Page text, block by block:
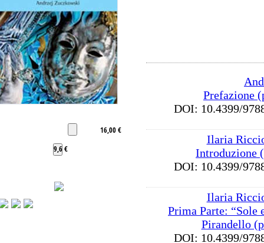
16,00 €
9,6 €
Prefazione
DOI: 10.4399/
Ilaria
Introduzione
DOI: 10.4399/
Ilaria
Prima Parte: “Sole
Pirandello
DOI: 10.4399/